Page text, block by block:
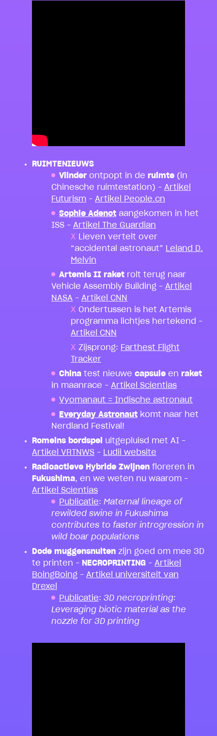
RUIMTENIEUWS
Vlinder ontpopt in de ruimte (in
Chinesche ruimtestation) – Artikel
Futurism – Artikel People.cn
Sophie Adenot aangekomen in het
ISS – Artikel The Guardian
Lieven vertelt over
“accidental astronaut”
Leland D.
Melvin
Artemis II raket rolt terug naar
Vehicle Assembly Building – Artikel
NASA – Artikel CNN
Ondertussen is het Artemis
programma lichtjes hertekend –
Artikel CNN
Zijsprong: Farthest Flight
Tracker
China test nieuwe capsule en raket
in maanrace – Artikel Scientias
Vyomanaut = Indische astronaut
Everyday Astronaut komt naar het
Nerdland Festival!
Romeins bordspel
uitgepluisd met AI –
Artikel VRTNWS –
Ludii website
Radioactieve Hybride Zwijnen floreren in
Fukushima, en we weten nu waarom –
Artikel Scientias
Publicatie: Maternal lineage of
rewilded swine in Fukushima
contributes to faster introgression in
wild boar populations
Dode muggensnuiten zijn goed om mee 3D
te printen – NECROPRINTING – Artikel
BoingBoing – Artikel universiteit van
Drexel
Publicatie: 3D necroprinting:
Leveraging biotic material as the
nozzle for 3D printing